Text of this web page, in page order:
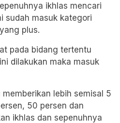
ikhlas mencari
sudah masuk kategori
plus.
pada bidang tertentu
dilakukan maka masuk
lebih semisal 5
50 persen dan
ikhlas dan sepenuhnya